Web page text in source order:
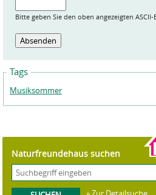
Bitte geben Sie den oben angezeigten
Tags
Musiksommer
Naturfreundehaus suchen